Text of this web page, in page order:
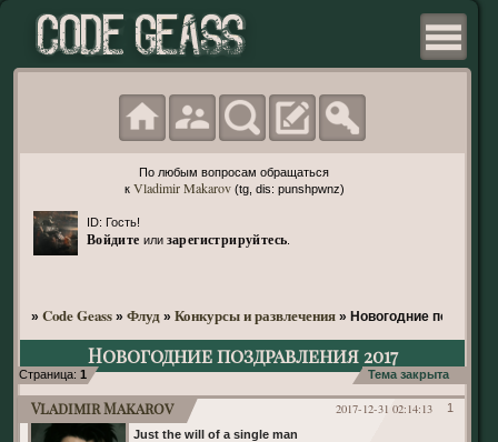
По любым вопросам обращаться
к Vladimir Makarov(tg, dis: punshpwnz)
ID: Гость!
Войдите или зарегистрируйтесь
» Code Geass » Флуд » Конкурсы и развлечения » Новогодние
Новогодние поздравления 2017
Страница: 1 Тема закрыта
1
2017-12-31 02:14:13
Vladimir Makarov
Just the will of a single man